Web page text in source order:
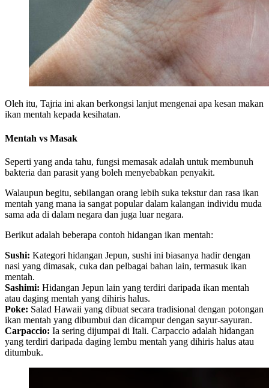
Oleh itu, Tajria ini akan berkongsi lanjut mengenai apa kesan makan
ikan mentah kepada kesihatan.
Mentah vs Masak
Seperti yang anda tahu, fungsi memasak adalah untuk membunuh
bakteria dan parasit yang boleh menyebabkan penyakit.
Walaupun begitu, sebilangan orang lebih suka tekstur dan rasa ikan
mentah yang mana ia sangat popular dalam kalangan individu muda
sama ada di dalam negara dan juga luar negara.
Berikut adalah beberapa contoh hidangan ikan mentah:
Sushi: Kategori hidangan Jepun, sushi ini biasanya hadir dengan
nasi yang dimasak, cuka dan pelbagai bahan lain, termasuk ikan
mentah.
Sashimi: Hidangan Jepun lain yang terdiri daripada ikan mentah
atau daging mentah yang dihiris halus.
Poke: Salad Hawaii yang dibuat secara tradisional dengan potongan
ikan mentah yang dibumbui dan dicampur dengan sayur-sayuran.
Carpaccio: Ia sering dijumpai di Itali. Carpaccio adalah hidangan
yang terdiri daripada daging lembu mentah yang dihiris halus atau
ditumbuk.